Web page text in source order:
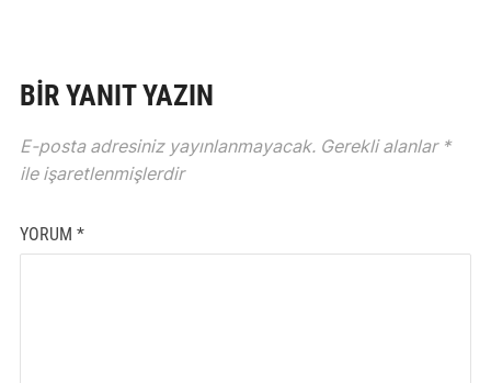
BIR YANIT YAZIN
E-posta adresiniz yayınlanmayacak. Gerekli alanlar *
ile işaretlenmişlerdir
YORUM *